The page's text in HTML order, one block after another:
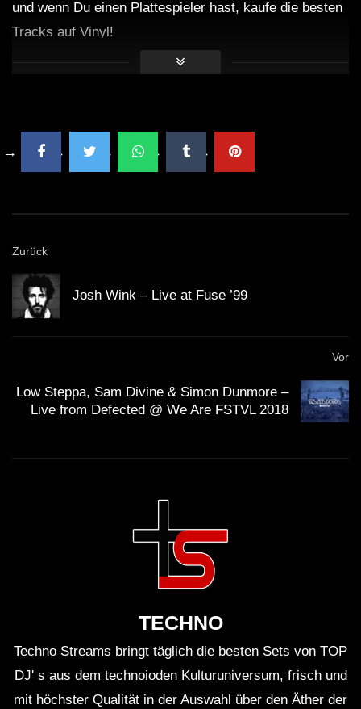
und wenn Du einen Plattespieler hast, kaufe die besten
Tracks auf Vinyl!
Zurück
Josh Wink – Live at Fuse ’99
Vor
Low Steppa, Sam Divine & Simon Dunmore –
Live from Defected @ We Are FSTVL 2018
TECHNO
Techno Streams bringt täglich die besten Sets von TOP
DJ' s aus dem technoioden Kulturuniversum, frisch und
mit höchster Qualität in der Auswahl über den Äther der